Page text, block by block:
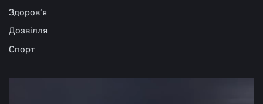
Здоров‘я
Дозвілля
Спорт